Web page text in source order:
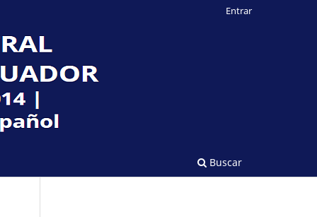
Buscar
Entrar